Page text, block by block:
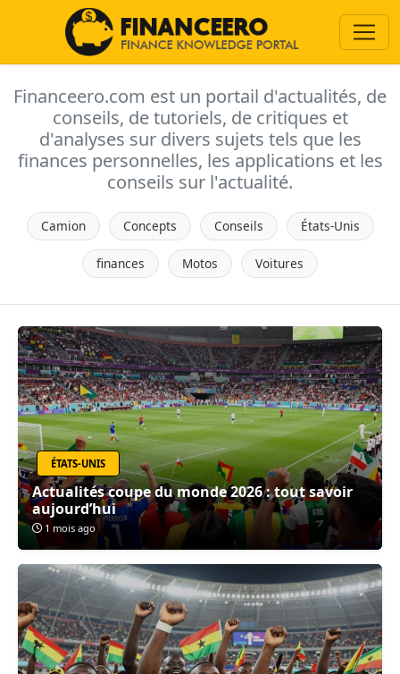
Financeero.com est un portail d'actualités, de
conseils, de tutoriels, de critiques et
d'analyses sur divers sujets tels que les
finances personnelles, les applications et les
conseils sur l'actualité.
Camion Concepts Conseils États-Unis
finances Motos Voitures
ÉTATS-UNIS
Actualités coupe du monde 2026 : tout savoir
aujourd’hui
1 mois ago